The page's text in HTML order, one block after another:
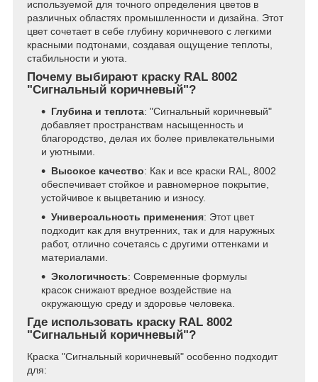
используемой для точного определения цветов в
различных областях промышленности и дизайна. Этот
цвет сочетает в себе глубину коричневого с легкими
красными подтонами, создавая ощущение теплоты,
стабильности и уюта.
Почему выбирают краску RAL 8002
"Сигнальный коричневый"?
Глубина и теплота: "Сигнальный коричневый"
добавляет пространствам насыщенность и
благородство, делая их более привлекательными
и уютными.
Высокое качество: Как и все краски RAL, 8002
обеспечивает стойкое и равномерное покрытие,
устойчивое к выцветанию и износу.
Универсальность применения: Этот цвет
подходит как для внутренних, так и для наружных
работ, отлично сочетаясь с другими оттенками и
материалами.
Экологичность: Современные формулы
красок снижают вредное воздействие на
окружающую среду и здоровье человека.
Где использовать краску RAL 8002
"Сигнальный коричневый"?
Краска "Сигнальный коричневый" особенно подходит
для: